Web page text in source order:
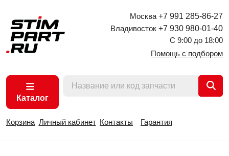
Москва +7 991 285-86-27
Владивосток +7 930 980-01-40
С 9:00 до 18:00
Помощь с подбором
Каталог
Корзина Личный кабинет Контакты Гарантия